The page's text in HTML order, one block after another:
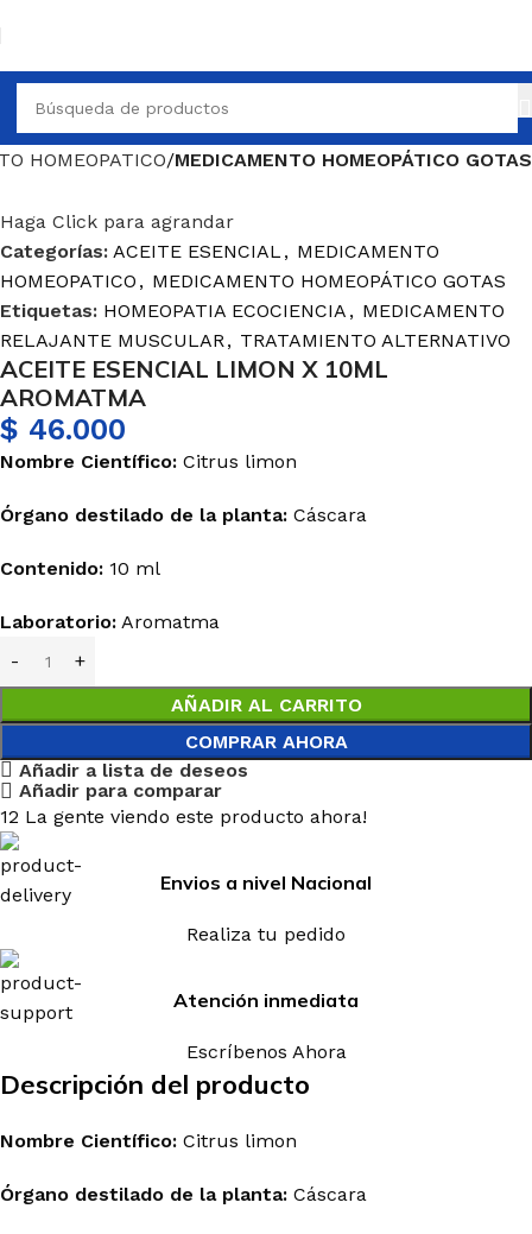
HOMEOPATICO MEDICAMENTO HOMEOPÁTICO GOTAS
Haga Click para agrandar
Categorías: ACEITE ESENCIAL , MEDICAMENTO
HOMEOPATICO , MEDICAMENTO HOMEOPÁTICO GOTAS
Etiquetas: HOMEOPATIA ECOCIENCIA , MEDICAMENTO
RELAJANTE MUSCULAR , TRATAMIENTO ALTERNATIVO
ACEITE ESENCIAL LIMON X 10ML
AROMATMA
$ 46.000
Nombre Científico: Citrus limon
Órgano destilado de la planta: Cáscara
Contenido: 10 ml
Laboratorio: Aromatma
AÑADIR AL CARRITO
COMPRAR AHORA
Añadir a lista de deseos
Añadir para comparar
12 La gente viendo este producto ahora!
Envios a nivel Nacional
Realiza tu pedido
Atención inmediata
Escríbenos Ahora
Descripción del producto
Nombre Científico: Citrus limon
Órgano destilado de la planta: Cáscara